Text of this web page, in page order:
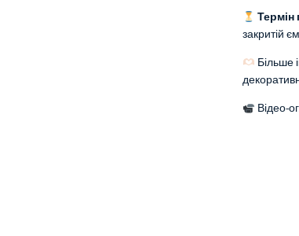
Термін
закритій
Більше
Відео-